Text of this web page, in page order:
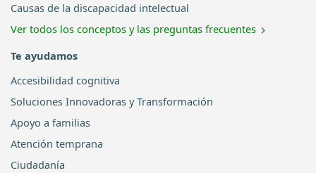
Causas de la discapacidad intelectual
Ver todos los conceptos y las preguntas frecuentes
Te ayudamos
Accesibilidad cognitiva
Soluciones Innovadoras y Transformación
Apoyo a familias
Atención temprana
Ciudadanía